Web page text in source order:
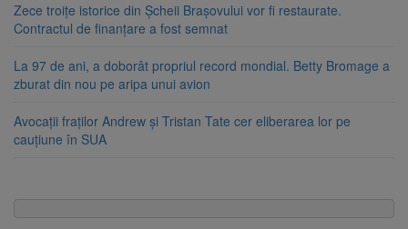
Zece troițe istorice din Șcheii Brașovului vor fi restaurate.
Contractul de finanțare a fost semnat
La 97 de ani, a doborât propriul record mondial. Betty Bromage a
zburat din nou pe aripa unui avion
Avocații fraților Andrew și Tristan Tate cer eliberarea lor pe
cauțiune în SUA